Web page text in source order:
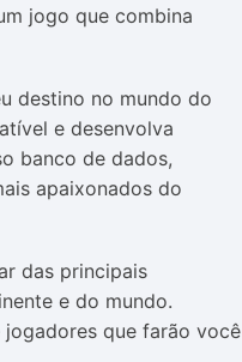
jogo que combina
destino no mundo do
e desenvolva
banco de dados,
apaixonados do
das principais
e do mundo.
que farão você